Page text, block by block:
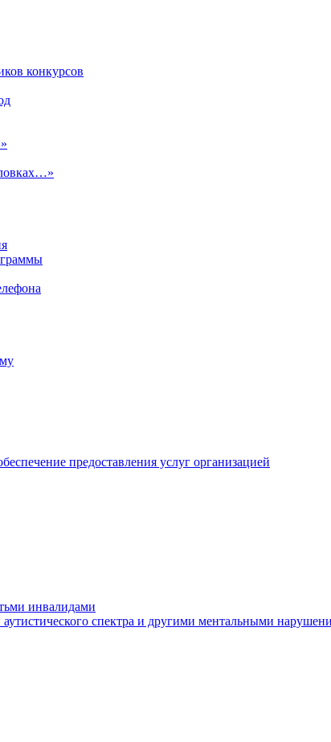
конкурсов
предоставления услуг организацией
инвалидами
спектра и другими ментальными